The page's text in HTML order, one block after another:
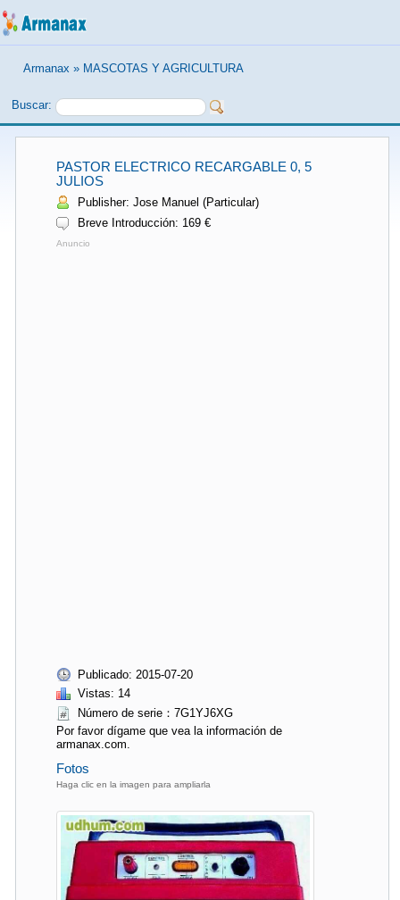
Armanax » MASCOTAS Y AGRICULTURA
Buscar:
PASTOR ELECTRICO RECARGABLE 0, 5
JULIOS
Publisher: Jose Manuel (Particular)
Breve Introducción: 169 €
Anuncio
Publicado: 2015-07-20
Vistas: 14
Número de serie：7G1YJ6XG
Por favor dígame que vea la información de
armanax.com.
Fotos
Haga clic en la imagen para ampliarla